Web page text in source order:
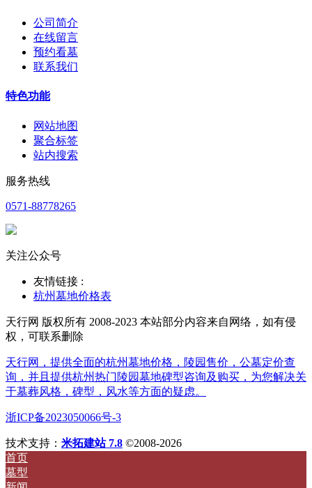
公司简介
在线留言
预约看墓
联系我们
特色功能
网站地图
聚合标签
站内搜索
服务热线
0571-88778265
关注公众号
友情链接 :
杭州墓地价格表
天行网 版权所有 2008-2023 本站部分内容来自网络，如有侵
权，可联系删除
天行网，提供全面的杭州墓地价格，陵园售价，公墓定价查
询，并且提供杭州热门陵园墓地碑型咨询及购买，为您解决关
于墓葬风格，碑型，风水等方面的疑虑。
浙ICP备2023050066号-3
技术支持： 米拓建站 7.8 ©2008-2026
首页
墓型